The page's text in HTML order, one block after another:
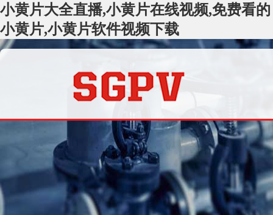
小黄片大全直播,小黄片在线视频,免费看的
小黄片,小黄片软件视频下载